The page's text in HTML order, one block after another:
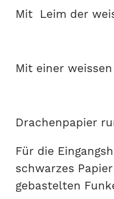
Mit Leim der
Mit einer
Drachenpapier
Für die
schwarzes
gebastelten